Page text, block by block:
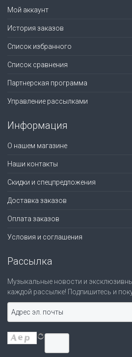
Мой аккаунт
История заказов
Список избранного
Список сравнения
Партнерская программа
Управление рассылками
Информация
О нашем магазине
Наши контакты
Скидки и спецпредложения
Доставка заказов
Оплата заказов
Условия и соглашения
Рассылка
Музыкальные новости и
каждой рассылке! Подпишитесь и